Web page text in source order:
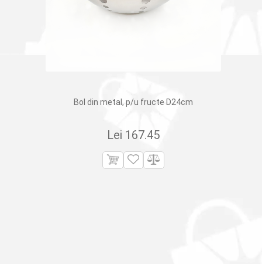
Bol din metal, p/u fructe D24cm
Lei 167.45